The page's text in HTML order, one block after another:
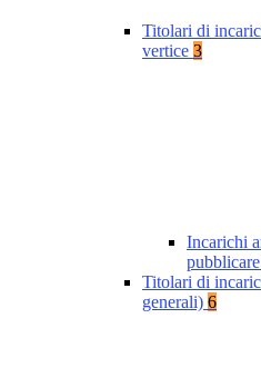
Titolari di
vertice 3
Incarichi
Titolari di
generali) 6